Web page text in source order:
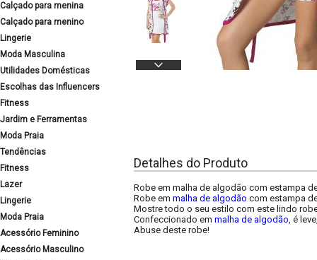
Calçado para menina
Calçado para menino
Lingerie
Moda Masculina
Utilidades Domésticas
Escolhas das Influencers
Fitness
Jardim e Ferramentas
Moda Praia
Tendências
Fitness
Lazer
Lingerie
Moda Praia
Acessório Feminino
Acessório Masculino
Detalhes do Produto
Robe em malha de algodão com estampa
Robe em malha de algodão com estampa
Mostre todo o seu estilo com este lindo
Confeccionado em malha de algodão, é
Abuse deste robe!